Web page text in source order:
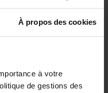
À propos des cookies
à votre
de gestions des